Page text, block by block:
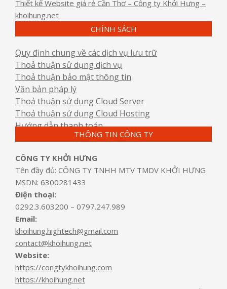
Thiết kế Website giá rẻ Cần Thơ – Công ty Khởi Hưng –
khoihung.net
CHÍNH SÁCH
Quy định chung về các dịch vụ lưu trữ
Thoả thuận sử dụng dịch vụ
Thoả thuận bảo mật thông tin
Văn bản pháp lý
Thoả thuận sử dụng Cloud Server
Thoả thuận sử dụng Cloud Hosting
Hướng dẫn thanh toán
THÔNG TIN CÔNG TY
CÔNG TY KHỞI HƯNG
Tên đầy đủ: CÔNG TY TNHH MTV TMDV KHỞI HƯNG
MSDN: 6300281433
Điện thoại:
0292.3.603200 – 0797.247.989
Email:
khoihung.hightech@gmail.com
contact@khoihung.net
Website:
https://congtykhoihung.com
https://khoihung.net